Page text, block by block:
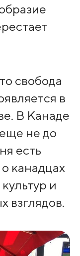
свобода
в
В Канаде
не до
есть
канадцах
и
взглядов.